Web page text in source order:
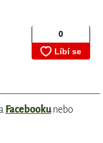
Facebookunebo